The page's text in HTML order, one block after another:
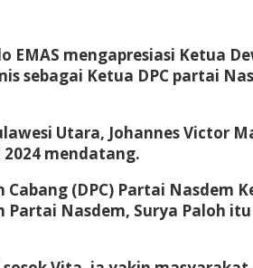
mengapresiasi Ketua
Ketua DPC partai
Utara, Johannes Victor
mendatang.
(DPC) Partai Nasdem
Nasdem, Surya Paloh